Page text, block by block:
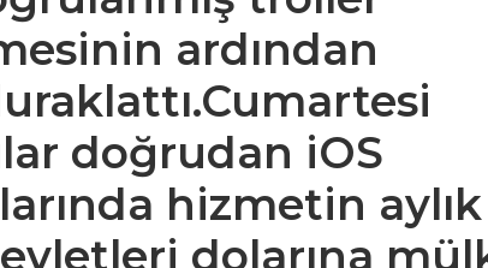
ardından
doğrudan iOS
hizmetin aylık
dolarına